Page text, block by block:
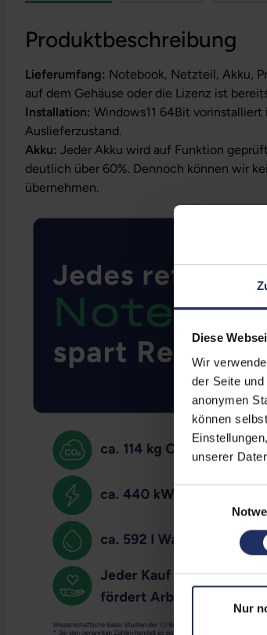
Diese
Wir
der Seite
anonymen
können
unserer
Nur
Produktbeschreibung
Lieferumfang: Notebook, Netzteil, Akku,
auf dem Gehäuse oder die Lizenz ist
Installation: Windows11 64Bit
Auslieferzustand.
Akku: Jeder Akku wird auf Funktion
deutlich über 60%. Dennoch können wir
übernehmen.